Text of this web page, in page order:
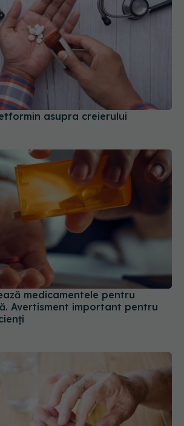
asupra creierului
medicamentele pentru
Avertisment important pentru